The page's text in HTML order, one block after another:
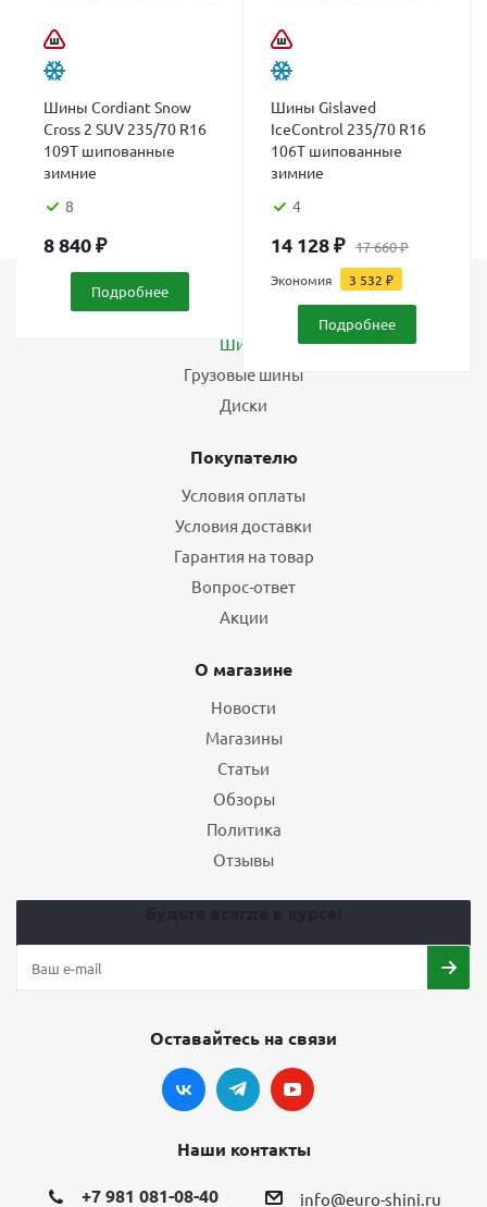
Шины Cordiant Snow
Cross 2 SUV 235/70 R16
109T шипованные
зимние
8
8 840₽
Подробнее
Шины Gislaved
IceControl 235/70 R16
106T шипованные
зимние
4
14 128₽ 17 660₽
Экономия 3 532 ₽
Подробнее
Шины
Грузовые шины
Диски
Покупателю
Условия оплаты
Условия доставки
Гарантия на товар
Вопрос-ответ
Акции
О магазине
Новости
Магазины
Статьи
Обзоры
Политика
Отзывы
Оставайтесь на связи
Наши контакты
+7 981 081-08-40 info@euro-shini.ru